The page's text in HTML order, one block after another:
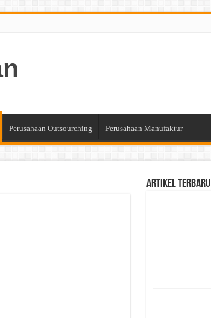
Perusahaan Outsourching Perusahaan Manufaktur
Artikel Terbaru